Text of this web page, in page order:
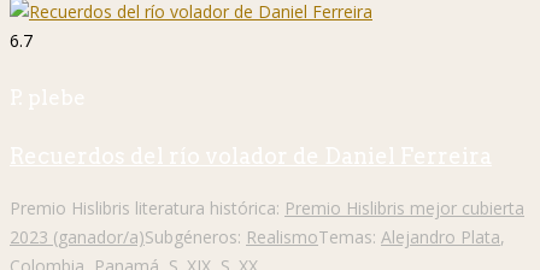
6.7
P. plebe
Recuerdos del río volador de Daniel Ferreira
Premio Hislibris literatura histórica: Premio Hislibris mejor cubierta
2023 (ganador/a)Subgéneros: RealismoTemas: Alejandro Plata,
Colombia Panamá S. XIX S. XX